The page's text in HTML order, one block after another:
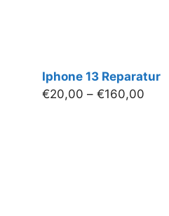
Iphone 13 Reparatur
€20,00 – €160,00